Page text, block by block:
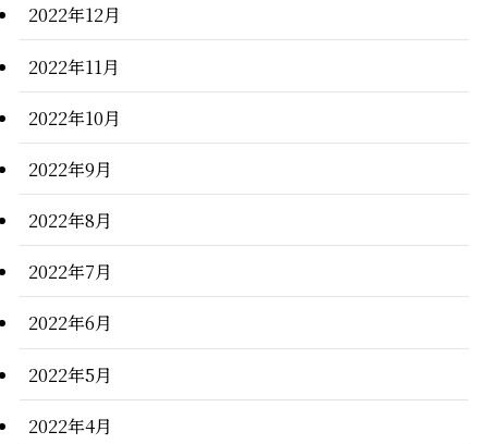
2022年12月
2022年11月
2022年10月
2022年9月
2022年8月
2022年7月
2022年6月
2022年5月
2022年4月